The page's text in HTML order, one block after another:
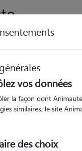
vos données
la façon dont
similaires, le site
des choix